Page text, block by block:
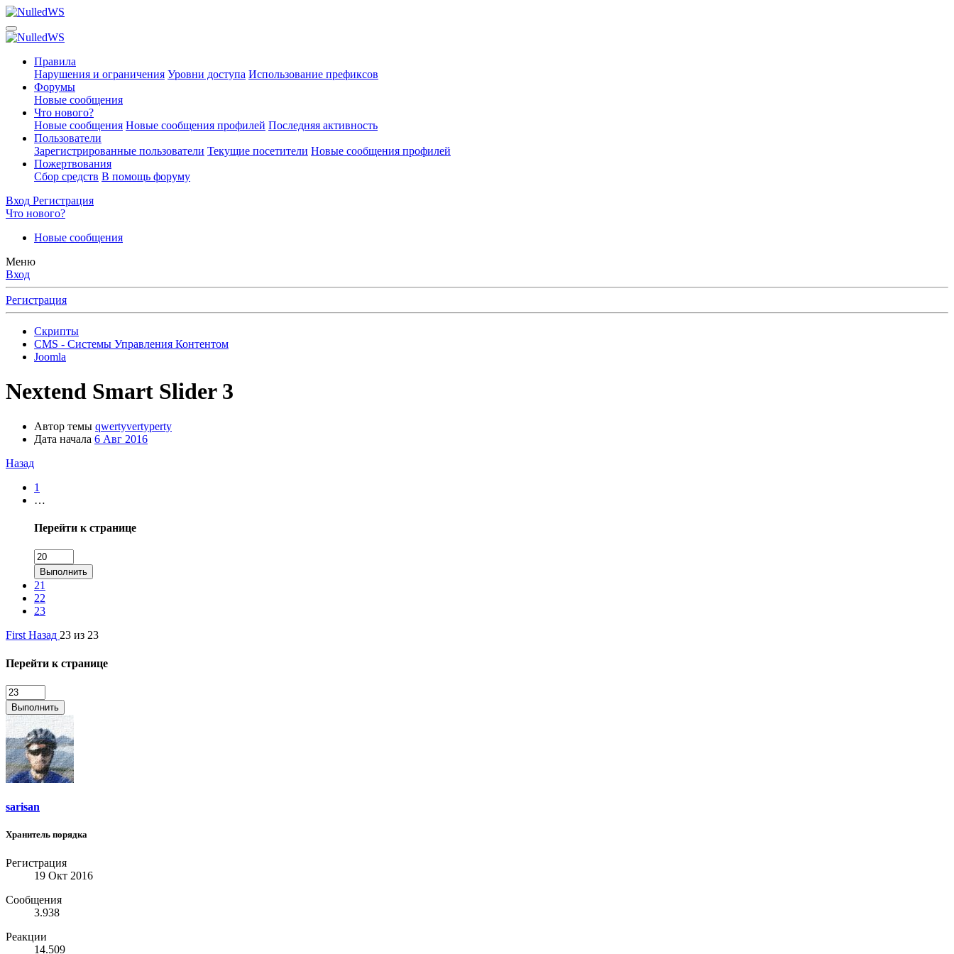
Правила
Нарушения и ограничения Уровни доступа Использование префиксов
Форумы
Новые сообщения
Что нового?
Новые сообщения Новые сообщения профилей Последняя активность
Пользователи
Зарегистрированные пользователи Текущие посетители Новые сообщения профилей
Пожертвования
Сбор средств В помощь форуму
Вход Регистрация
Что нового?
Новые сообщения
Меню
Вход
Регистрация
Скрипты
CMS - Системы Управления Контентом
Joomla
Nextend Smart Slider 3
Автор темы qwertyvertyperty
Дата начала 6 Авг 2016
Назад
1
…
Перейти к странице
Выполнить
21
22
23
First Назад 23 из 23
Перейти к странице
Выполнить
sarisan
Хранитель порядка
Регистрация
19 Окт 2016
Сообщения
3.938
Реакции
14.509